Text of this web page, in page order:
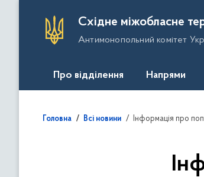
Східне міжобласне
Антимонопольний комітет
Про відділення Напрями
Головна Всі новини Інформація про